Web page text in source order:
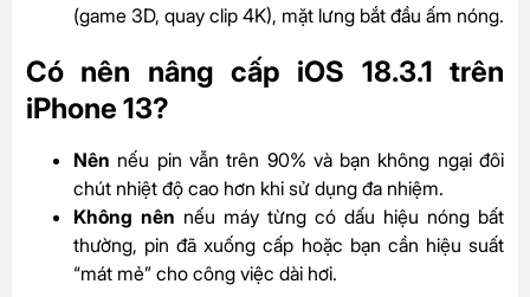
(game 3D, quay clip 4K), mặt lưng bắt đầu ấm nóng.
Có nên nâng cấp iOS 18.3.1 trên
iPhone 13?
Nên nếu pin vẫn trên 90% và bạn không ngại đôi
chút nhiệt độ cao hơn khi sử dụng đa nhiệm.
Không nên nếu máy từng có dấu hiệu nóng bất
thường, pin đã xuống cấp hoặc bạn cần hiệu suất
“mát mẻ” cho công việc dài hơi.